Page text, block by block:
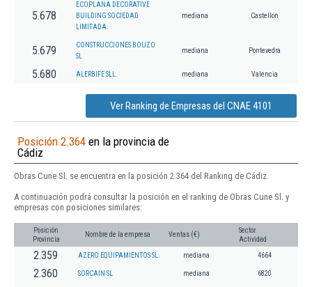
5.678
ECOPLANA DECORATIVE
BUILDING SOCIEDAD
LIMITADA.
mediana Castellon
5.679
CONSTRUCCIONES BOUZO
SL
mediana Pontevedra
5.680 ALERBIFE SLL. mediana Valencia
Ver Ranking de Empresas del CNAE 4101
Posición 2.364 en la provincia de
Cádiz
Obras Cune Sl. se encuentra en la posición 2.364 del Ranking de Cádiz.
A continuación podrá consultar la posición en el ranking de Obras Cune Sl. y
empresas con posiciones similares:
Posición
Provincia
Nombre de la empresa Ventas (€)
Sector
Actividad
2.359 AZERO EQUIPAMIENTOS SL. mediana 4664
2.360 SORCAIN SL mediana 6820